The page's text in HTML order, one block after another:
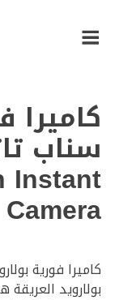
المحتوى
كاميرا
Instant
Camera
كاميرا فورية
بولارويد